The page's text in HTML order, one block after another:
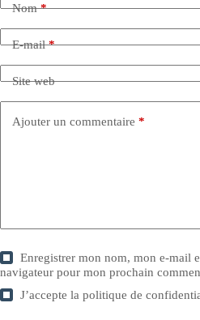
Nom*
E-mail*
Site web
Ajouter un commentaire *
Enregistrer mon nom, mon e-mail
navigateur pour mon prochain
J’accepte lapolitique de